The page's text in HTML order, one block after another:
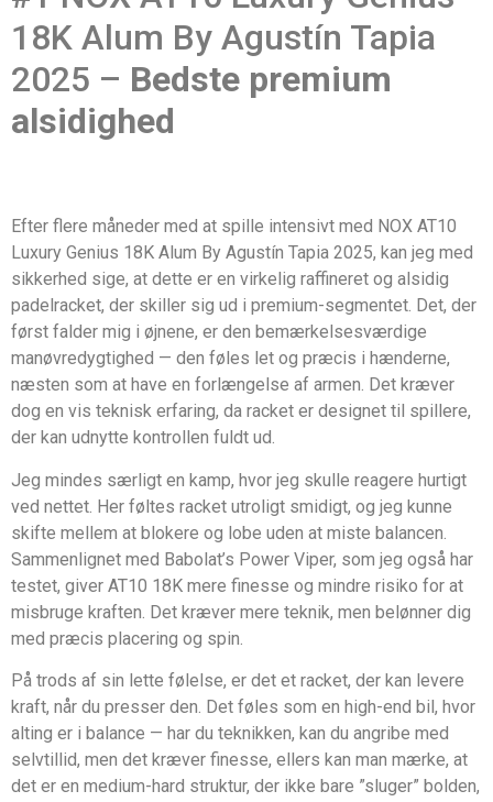
18K Alum By Agustín Tapia
2025 – Bedste premium
alsidighed
Efter flere måneder med at spille intensivt med NOX AT10
Luxury Genius 18K Alum By Agustín Tapia 2025, kan jeg med
sikkerhed sige, at dette er en virkelig raffineret og alsidig
padelracket, der skiller sig ud i premium-segmentet. Det, der
først falder mig i øjnene, er den bemærkelsesværdige
manøvredygtighed — den føles let og præcis i hænderne,
næsten som at have en forlængelse af armen. Det kræver
dog en vis teknisk erfaring, da racket er designet til spillere,
der kan udnytte kontrollen fuldt ud.
Jeg mindes særligt en kamp, hvor jeg skulle reagere hurtigt
ved nettet. Her føltes racket utroligt smidigt, og jeg kunne
skifte mellem at blokere og lobe uden at miste balancen.
Sammenlignet med Babolat’s Power Viper, som jeg også har
testet, giver AT10 18K mere finesse og mindre risiko for at
misbruge kraften. Det kræver mere teknik, men belønner dig
med præcis placering og spin.
På trods af sin lette følelse, er det et racket, der kan levere
kraft, når du presser den. Det føles som en high-end bil, hvor
alting er i balance — har du teknikken, kan du angribe med
selvtillid, men det kræver finesse, ellers kan man mærke, at
det er en medium-hard struktur, der ikke bare ”sluger” bolden,